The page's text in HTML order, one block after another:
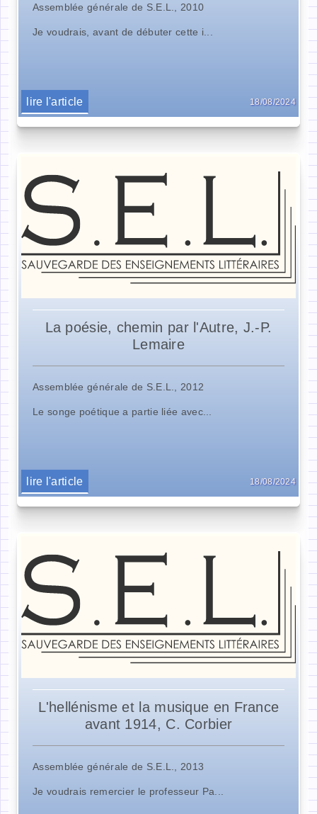
Assemblée générale de S.E.L., 2010
Je voudrais, avant de débuter cette i...
lire l'article 18/08/2024
La poésie, chemin par l'Autre, J.-P.
Lemaire
Assemblée générale de S.E.L., 2012
Le songe poétique a partie liée avec...
lire l'article 18/08/2024
L'hellénisme et la musique en France
avant 1914, C. Corbier
Assemblée générale de S.E.L., 2013
Je voudrais remercier le professeur Pa...